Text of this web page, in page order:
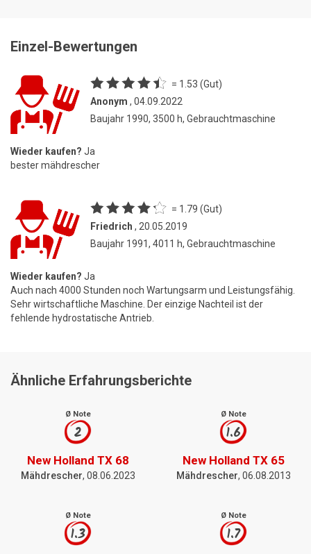
Einzel-Bewertungen
= 1.53 (Gut)
Anonym , 04.09.2022
Baujahr 1990, 3500 h, Gebrauchtmaschine
Wieder kaufen? Ja
bester mähdrescher
= 1.79 (Gut)
Friedrich , 20.05.2019
Baujahr 1991, 4011 h, Gebrauchtmaschine
Wieder kaufen? Ja
Auch nach 4000 Stunden noch Wartungsarm und Leistungsfähig.
Sehr wirtschaftliche Maschine. Der einzige Nachteil ist der
fehlende hydrostatische Antrieb.
Ähnliche Erfahrungsberichte
Ø Note
2
New Holland TX 68
Mähdrescher, 08.06.2023
Ø Note
1.6
New Holland TX 65
Mähdrescher, 06.08.2013
Ø Note
1.3
Ø Note
1.7